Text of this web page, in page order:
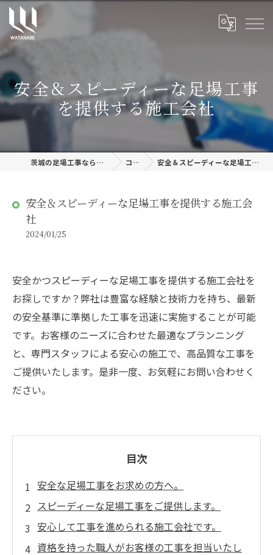
安全＆スピーディーな足場工事
を提供する施工会社
茨城の足場工事なら株式会社渡邊建設 コラム 安全＆スピーディーな足場工事を提供する施工会社
安全＆スピーディーな足場工事を提供する施工会
社
2024/01/25
安全かつスピーディーな足場工事を提供する施工会社を
お探しですか？弊社は豊富な経験と技術力を持ち、最新
の安全基準に準拠した工事を迅速に実施することが可能
です。お客様のニーズに合わせた最適なプランニング
と、専門スタッフによる安心の施工で、高品質な工事を
ご提供いたします。是非一度、お気軽にお問い合わせく
ださい。
目次
安全な足場工事をお求めの方へ。
スピーディーな足場工事をご提供します。
安心して工事を進められる施工会社です。
資格を持った職人がお客様の工事を担当いたし